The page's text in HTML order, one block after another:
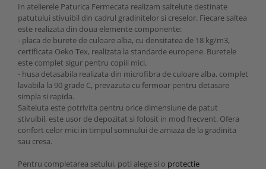
In atelierele Paturica Fermecata realizam saltelute destinate
patutului stivuibil din cadrul gradinitelor si creselor. Fiecare saltea
este realizata din doua elemente componente:
- placa de burete de culoare alba, cu densitatea de 18 kg/m3,
certificata Oeko Tex, realizata la standarde europene. Buretele
este complet sigur pentru copiii mici.
- husa detasabila realizata din microfibra de culoare alba, complet
lavabila la 90 grade C, prevazuta cu fermoar pentru detasare
simpla si rapida.
Salteluta este potrivita pentru orice dimensiune de patut
stivuibil, este usor de depozitat si folosit in mod frecvent. Ofera
confort celor mici in timpul somnului de amiaza de la gradinita
sau cresa.
Pentru completarea setului, poti alege si o protectie